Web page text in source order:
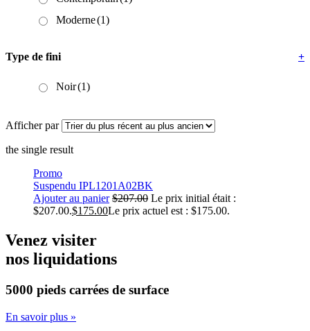
Moderne(1)
Type de fini +
Noir(1)
Afficher par
the single result
Promo
Suspendu IPL1201A02BK
Ajouter au panier $207.00 Le prix initial était :
$207.00.$175.00Le prix actuel est : $175.00.
Venez visiter
nos liquidations
5000 pieds carrées de surface
En savoir plus »